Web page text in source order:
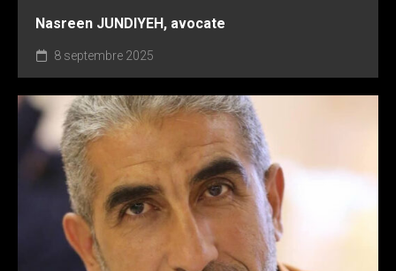
Nasreen JUNDIYEH, avocate
8 septembre 2025